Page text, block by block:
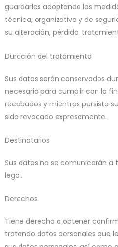
guardarlos adoptando las
técnica, organizativa y de
su alteración, pérdida,
Duración del tratamiento
Sus datos serán conservados
necesario para cumplir con la
recabados y mientras persista
sido revocado expresamente.
Destinatarios
Sus datos no se comunicarán a
legal.
Derechos
Tiene derecho a obtener
tratando datos personales que